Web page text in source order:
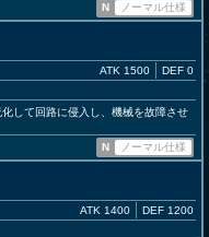
N
ノーマル仕様
ATK 1500 DEF 0
して回路に侵入し、機械を故障させ
N
ノーマル仕様
ATK 1400 DEF 1200